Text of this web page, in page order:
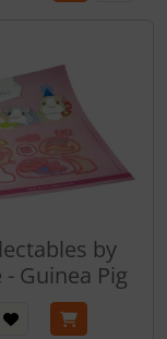
by
- Guinea Pig